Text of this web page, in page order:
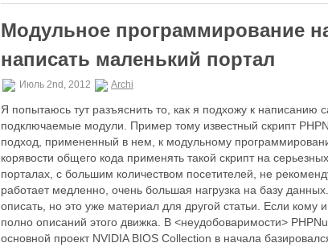
Модульное программирование
написать маленький портал
Июль 2nd, 2012 Archi
Я попытаюсь тут разъяснить то, как я подхожу к написанию
подключаемые модули. Пример тому известный скрипт
подход, примененный в нем, к модульному
корявости общего кода применять такой скрипт на
порталах, с большим количеством посетителей, не
работает медленно, очень большая нагрузка на базу
описать, но это уже материал для другой статьи. Если кому
полно описаний этого движка. В <неудобоваримости>
основной проект NVIDIA BIOS Collection в начала